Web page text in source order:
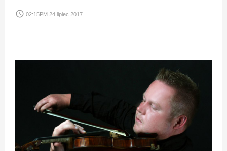
access_time 02:15PM 24 lipiec 2017